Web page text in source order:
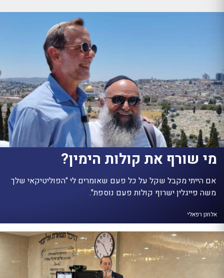
מי שורף את קולות הימין?
אם הייתי מקבל שקל על כל פעם שאומרים לי "הפוליטיקאי שלך
משה פייגלין ישרוף קולות פעם נוספת".
אלחנן רפאלי